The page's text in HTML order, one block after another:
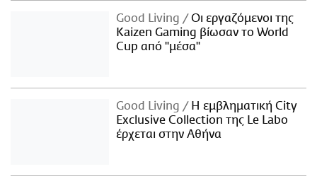
Good Living
Οι εργαζόμενοι της
Kaizen Gaming βίωσαν το World
Cup από "μέσα"
Good Living
Η εμβληματική City
Exclusive Collection της Le Labo
έρχεται στην Αθήνα